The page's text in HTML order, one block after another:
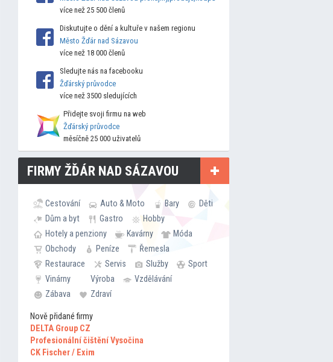
více než 25 500 členů
Diskutujte o dění a kultuře v našem regionu
Město Žďár nad Sázavou
více než 18 000 členů
Sledujte nás na facebooku
Žďárský průvodce
více než 3500 sledujících
Přidejte svoji firmu na web
Žďárský průvodce
měsíčně 25 000 uživatelů
FIRMY ŽĎÁR NAD SÁZAVOU
Cestování Auto & Moto Bary
Děti
Dům a byt
Gastro
Hobby
Hotely a penziony
Kavárny
Móda
Obchody
Peníze
Řemesla
Restaurace
Servis Služby
Sport
Vinárny
Výroba
Vzdělávání
Zábava
Zdraví
Nově přidané firmy
DELTA Group CZ
Profesionální čištění Vysočina
CK Fischer / Exim